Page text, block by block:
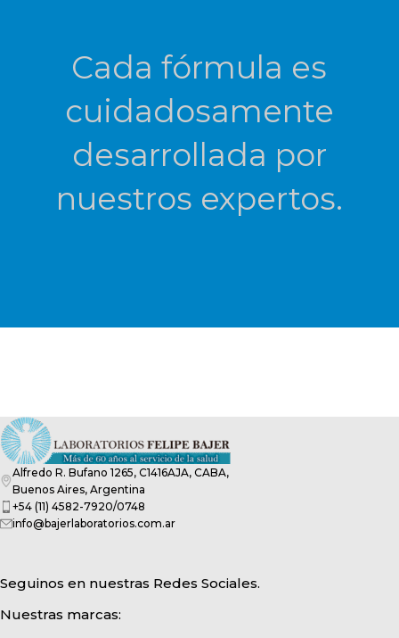
Cada fórmula es
cuidadosamente
desarrollada por
nuestros expertos.
Alfredo R. Bufano 1265, C1416AJA, CABA,
Buenos Aires, Argentina
+54 (11) 4582-7920/0748
info@bajerlaboratorios.com.ar
Seguinos en nuestras Redes Sociales.
Nuestras marcas: